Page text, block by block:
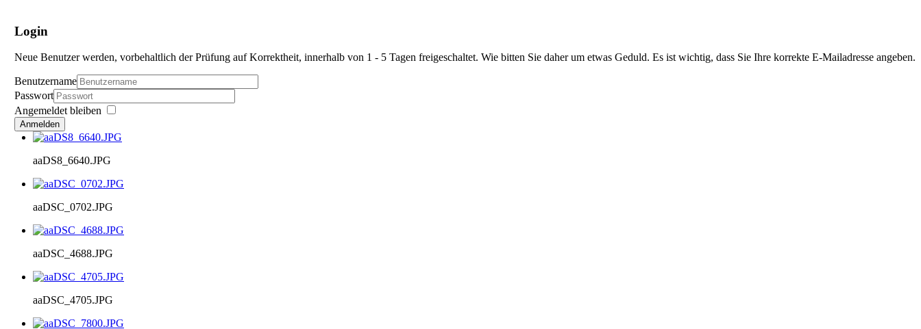
Login
Neue Benutzer werden, vorbehaltlich der Prüfung auf Korrektheit, innerhalb von 1 - 5 Tagen freigeschaltet. Wie bitten Sie daher um etwas Geduld. Es ist wichtig, dass Sie Ihre korrekte E-Mailadresse angeben.
Benutzername
Passwort
Angemeldet bleiben
Anmelden
aaDS8_6640.JPG
aaDSC_0702.JPG
aaDSC_4688.JPG
aaDSC_4705.JPG